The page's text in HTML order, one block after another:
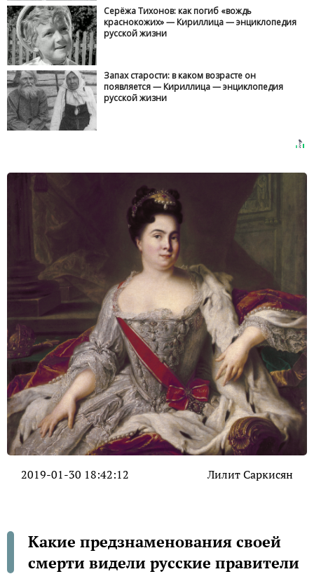
Серёжа Тихонов: как погиб «вождь
краснокожих» — Кириллица — энциклопедия
русской жизни
Запах старости: в каком возрасте он
появляется — Кириллица — энциклопедия
русской жизни
2019-01-30 18:42:12 Лилит Саркисян
Какие предзнаменования своей
смерти видели русские правители